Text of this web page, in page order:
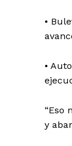
•
•
“Eso
y